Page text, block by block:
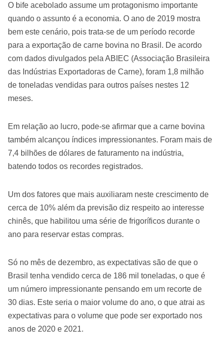
O bife acebolado assume um protagonismo importante
quando o assunto é a economia. O ano de 2019 mostra
bem este cenário, pois trata-se de um período recorde
para a exportação de carne bovina no Brasil. De acordo
com dados divulgados pela ABIEC (Associação Brasileira
das Indústrias Exportadoras de Carne), foram 1,8 milhão
de toneladas vendidas para outros países nestes 12
meses.
Em relação ao lucro, pode-se afirmar que a carne bovina
também alcançou índices impressionantes. Foram mais de
7,4 bilhões de dólares de faturamento na indústria,
batendo todos os recordes registrados.
Um dos fatores que mais auxiliaram neste crescimento de
cerca de 10% além da previsão diz respeito ao interesse
chinês, que habilitou uma série de frigoríficos durante o
ano para reservar estas compras.
Só no mês de dezembro, as expectativas são de que o
Brasil tenha vendido cerca de 186 mil toneladas, o que é
um número impressionante pensando em um recorte de
30 dias. Este seria o maior volume do ano, o que atrai as
expectativas para o volume que pode ser exportado nos
anos de 2020 e 2021.